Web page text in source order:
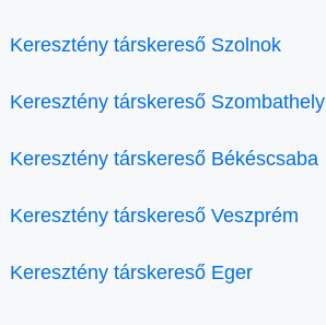
Keresztény társkereső Szolnok
Keresztény társkereső Szombathely
Keresztény társkereső Békéscsaba
Keresztény társkereső Veszprém
Keresztény társkereső Eger